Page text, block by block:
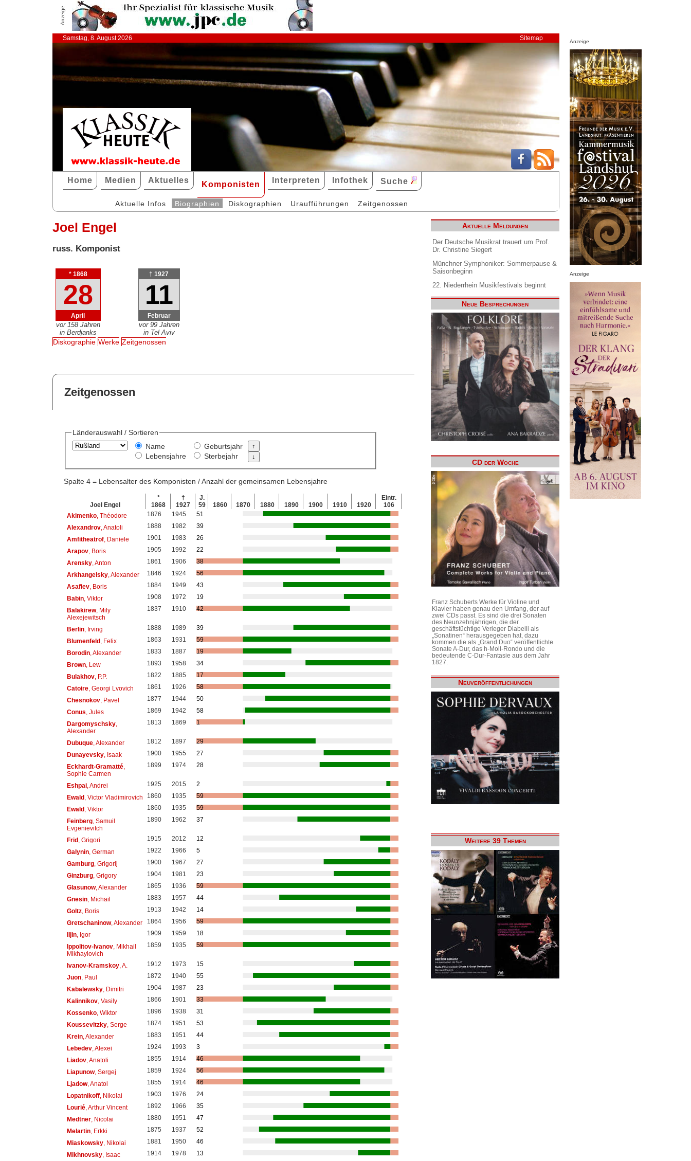
Anzeige
Samstag, 8. August 2026 Sitemap
Home Medien Aktuelles Komponisten Interpreten Infothek Suche
Aktuelle Infos Biographien Diskographien Uraufführungen Zeitgenossen
Joel Engel
russ. Komponist
* 1868
28
April
vor 158 Jahren
in Berdjanks
† 1927
11
Februar
vor 99 Jahren
in Tel Aviv
Diskographie Werke Zeitgenossen
Zeitgenossen
Länderauswahl / Sortieren
Name
Lebensjahre
Geburtsjahr
Sterbejahr
Spalte 4 = Lebensalter des Komponisten / Anzahl der gemeinsamen Lebensjahre
Joel Engel
*
1868
†
1927
J.
59
1860 1870 1880 1890 1900 1910 1920
Eintr.
106
Akimenko, Théodore 1876 1945
51
Alexandrov, Anatoli 1888 1982
39
Amfitheatrof, Daniele 1901 1983
26
Arapov, Boris 1905 1992
22
Arensky, Anton 1861 1906
38
Arkhangelsky, Alexander 1846 1924
56
Asafiev, Boris 1884 1949
43
Babin, Viktor 1908 1972
19
Balakirew, Mily
Alexejewitsch
1837 1910 42
Berlin, Irving 1888 1989
39
Blumenfeld, Felix 1863 1931
59
Borodin, Alexander 1833 1887
19
Brown, Lew 1893 1958
34
Bulakhov, P.P. 1822 1885
17
Catoire, Georgi Lvovich 1861 1926
58
Chesnokov, Pavel 1877 1944
50
Conus , Jules 1869 1942
58
Dargomyschsky,
Alexander
1813 1869 1
Dubuque, Alexander 1812 1897
29
Dunayevsky, Isaak 1900 1955
27
Eckhardt-Gramatté,
Sophie Carmen
1899 1974 28
Eshpai, Andrei 1925 2015
2
Ewald, Victor Vladimirovich 1860 1935
59
Ewald, Viktor 1860 1935
59
Feinberg, Samuil
Evgenievitch
1890 1962 37
Frid, Grigori 1915 2012
12
Galynin, German 1922 1966
5
Gamburg, Grigorij 1900 1967
27
Ginzburg, Grigory 1904 1981
23
Glasunow, Alexander 1865 1936
59
Gnesin, Michail 1883 1957
44
Goltz, Boris 1913 1942
14
Gretschaninow, Alexander 1864 1956
59
Iljin, Igor 1909 1959
18
Ippolitov-Ivanov, Mikhail
Mikhaylovich
1859 1935 59
Ivanov-Kramskoy, A. 1912 1973
15
Juon, Paul 1872 1940
55
Kabalewsky, Dimitri 1904 1987
23
Kalinnikov, Vasily 1866 1901
33
Kossenko, Wiktor 1896 1938
31
Koussevitzky, Serge 1874 1951
53
Krein, Alexander 1883 1951
44
Lebedev, Alexei 1924 1993
3
Liadov, Anatoli 1855 1914
46
Liapunow, Sergej 1859 1924
56
Ljadow, Anatol 1855 1914
46
Lopatnikoff, Nikolai 1903 1976
24
Lourié, Arthur Vincent 1892 1966
35
Medtner, Nicolai 1880 1951
47
Melartin, Erkki 1875 1937
52
Miaskowsky, Nikolai 1881 1950
46
Mikhnovsky, Isaac 1914 1978
13
Aktuelle Meldungen
Der Deutsche Musikrat trauert um Prof.
Dr. Christine Siegert
Münchner Symphoniker: Sommerpause &
Saisonbeginn
22. Niederrhein Musikfestivals beginnt
Neue Besprechungen
CD der Woche
Franz Schuberts Werke für Violine und
Klavier haben genau den Umfang, der auf
zwei CDs passt. Es sind die drei Sonaten
des Neunzehnjährigen, die der
geschäftstüchtige Verleger Diabelli als
„Sonatinen“ herausgegeben hat, dazu
kommen die als „Grand Duo“ veröffentlichte
Sonate A-Dur, das h-Moll-Rondo und die
bedeutende C-Dur-Fantasie aus dem Jahr
1827.
Neuveröffentlichungen
Weitere 39 Themen
Anzeige
Anzeige